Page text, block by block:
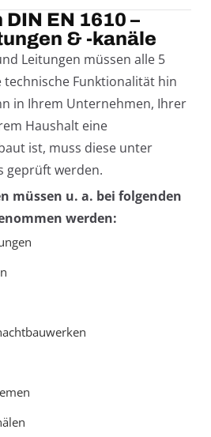
EN 1610 –
& -kanäle
Leitungen müssen alle 5
technische Funktionalität hin
in Ihrem Unternehmen, Ihrer
Haushalt eine
ist, muss diese unter
geprüft werden.
müssen u. a. bei folgenden
werden: